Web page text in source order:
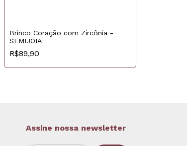
Brinco Coração com Zircônia -
SEMIJOIA
R$89,90
Assine nossa newsletter